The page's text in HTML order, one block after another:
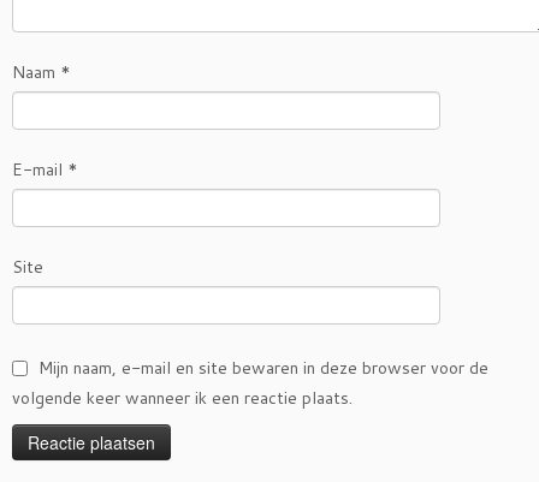
Naam *
E-mail *
Site
Mijn naam, e-mail en site bewaren in deze browser voor de
volgende keer wanneer ik een reactie plaats.